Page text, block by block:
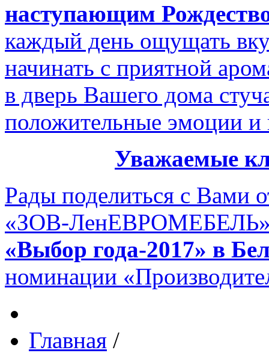
наступающим
каждый день ощущать
начинать с приятной
в дверь Вашего дома
положительные эмоции и
Уважаемые
Рады поделиться с
«ЗОВ-ЛенЕВРОМЕБЕЛЬ»
«Выбор года-2017» в
номинации
Главная /